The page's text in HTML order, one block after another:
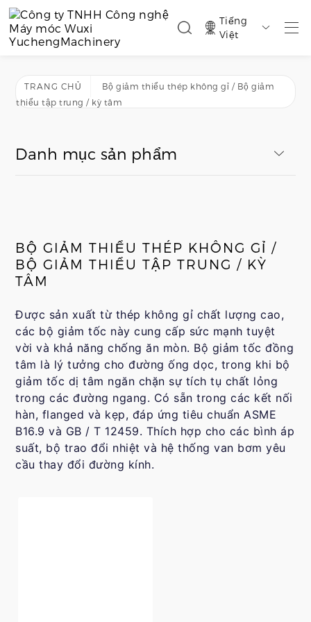
Tiếng
Việt

TRANG CHỦ
Bộ giảm thiểu thép không gỉ / Bộ giảm
thiểu tập trung / kỳ tâm
Danh mục sản phẩm
BỘ GIẢM THIỂU THÉP KHÔNG GỈ /
BỘ GIẢM THIỂU TẬP TRUNG / KỲ
TÂM
Được sản xuất từ thép không gỉ chất lượng cao,
các bộ giảm tốc này cung cấp sức mạnh tuyệt
vời và khả năng chống ăn mòn. Bộ giảm tốc đồng
tâm là lý tưởng cho đường ống dọc, trong khi bộ
giảm tốc dị tâm ngăn chặn sự tích tụ chất lỏng
trong các đường ngang. Có sẵn trong các kết nối
hàn, flanged và kẹp, đáp ứng tiêu chuẩn ASME
B16.9 và GB / T 12459. Thích hợp cho các bình áp
suất, bộ trao đổi nhiệt và hệ thống van bơm yêu
cầu thay đổi đường kính.